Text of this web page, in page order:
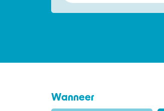
Wanneer